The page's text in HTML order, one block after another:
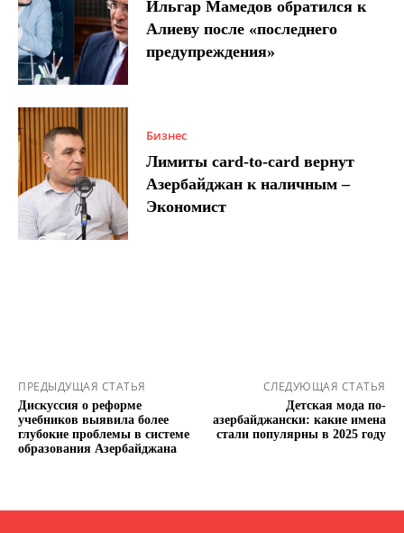
Ильгар Мамедов обратился к
Алиеву после «последнего
предупреждения»
Бизнес
Лимиты card-to-card вернут
Азербайджан к наличным –
Экономист
ПРЕДЫДУЩАЯ СТАТЬЯ
Дискуссия о реформе
учебников выявила более
глубокие проблемы в системе
образования Азербайджана
СЛЕДУЮЩАЯ СТАТЬЯ
Детская мода по-
азербайджански: какие имена
стали популярны в 2025 году